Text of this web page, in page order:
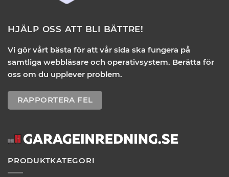
HJÄLP OSS ATT BLI BÄTTRE!
Vi gör vårt bästa för att vår sida ska fungera på
samtliga webbläsare och operativsystem. Berätta för
oss om du upplever problem.
RAPPORTERA FEL
PRODUKTKATEGORI